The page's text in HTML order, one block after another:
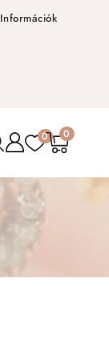
Információk
0 0